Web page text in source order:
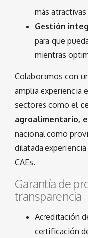
más atractivas
Gestión
para que
mientras
Colaboramos con
amplia experiencia
sectores como el
agroalimentario,
nacional como
dilatada
CAEs.
Garantía de
transparencia
Acreditación
certificación